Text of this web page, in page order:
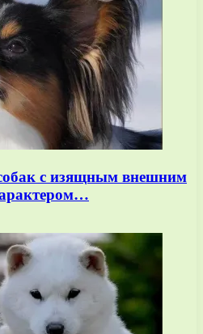
с изящным внешним